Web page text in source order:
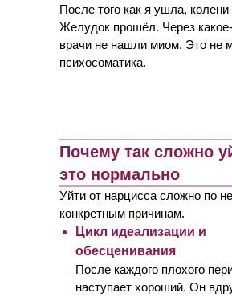
После того как я ушла,
Желудок прошёл. Через
врачи не нашли миом. Это не
психосоматика.
Почему так сложно
это нормально
Уйти от нарцисса сложно по
конкретным причинам.
Цикл идеализации и
обесценивания
После каждого плохого
наступает хороший. Он